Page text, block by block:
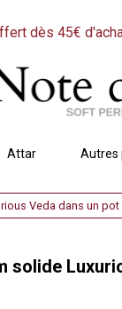
dès 45€
Attar Autres
Veda dans un pot
solide